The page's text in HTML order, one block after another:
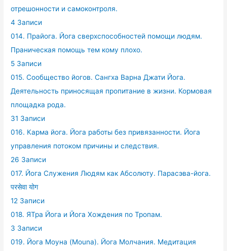
отрешонности и самоконтроля.
4 Записи
014. Прайога. Йога сверхспособностей помощи людям.
Праническая помощь тем кому плохо.
5 Записи
015. Сообщество йогов. Сангха Варна Джати Йога.
Деятельность приносящая пропитание в жизни. Кормовая
площадка рода.
31 Записи
016. Карма йога. Йога работы без привязанности. Йога
управления потоком причины и следствия.
26 Записи
017. Йога Служения Людям как Абсолюту. Парасэва-йога.
परसेवा योग
12 Записи
018. ЯТра Йога и Йога Хождения по Тропам.
3 Записи
019. Йога Моуна (Mouna). Йога Молчания. Медитация